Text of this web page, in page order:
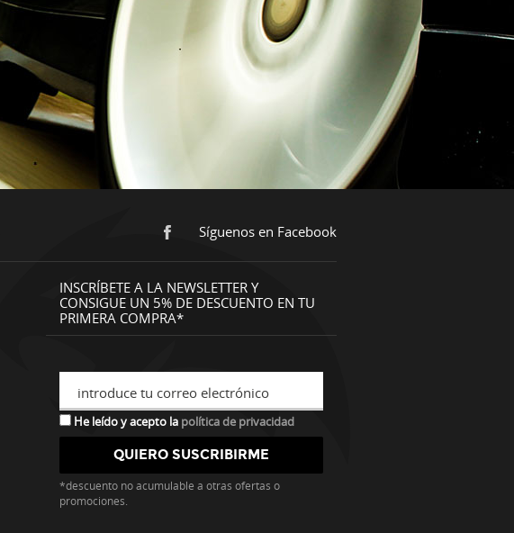
Síguenos en Facebook
INSCRÍBETE A LA NEWSLETTER Y
CONSIGUE UN 5% DE DESCUENTO EN TU
PRIMERA COMPRA*
introduce tu correo electrónico
He leído y acepto la política de privacidad
*descuento no acumulable a otras ofertas o
promociones.